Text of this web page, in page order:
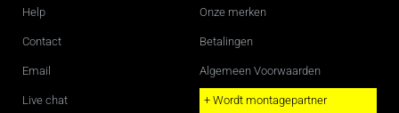
Help
Contact
Email
Live chat
Onze merken
Betalingen
Algemeen Voorwaarden
+ Wordt montagepartner